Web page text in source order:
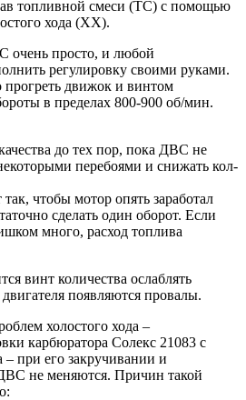
топливной смеси (ТС) с помощью
хода (ХХ).
очень просто, и любой
регулировку своими руками.
движок и винтом
в пределах 800-900 об/мин.
до тех пор, пока ДВС не
перебоями и снижать кол-
чтобы мотор опять заработал
сделать один оборот. Если
много, расход топлива
винт количества ослаблять
появляются провалы.
холостого хода –
карбюратора Солекс 21083 с
при его закручивании и
не меняются. Причин такой